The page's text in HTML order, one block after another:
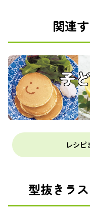
関連
子
レシピ
型抜きラ